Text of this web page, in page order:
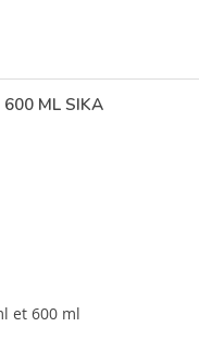
600 ML SIKA
et 600 ml